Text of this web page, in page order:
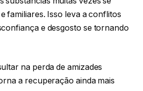
familiares. Isso leva a conflitos
e desgosto se tornando
na perda de amizades
a recuperação ainda mais